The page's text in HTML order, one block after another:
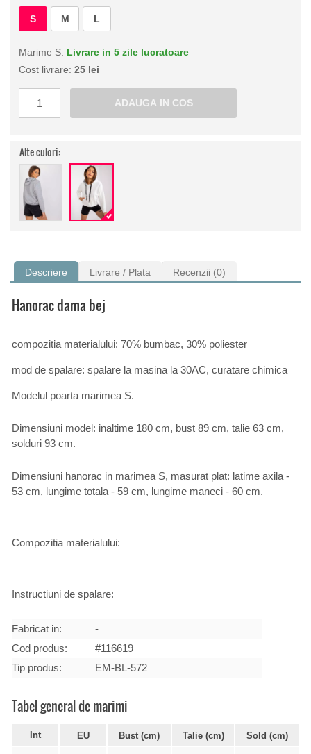
S M L
Marime S: Livrare in 5 zile lucratoare
Cost livrare: 25 lei
Alte culori:
Descriere Livrare / Plata Recenzii (0)
Hanorac dama bej
compozitia materialului: 70% bumbac, 30% poliester
mod de spalare: spalare la masina la 30AC, curatare chimica
Modelul poarta marimea S.
Dimensiuni model: inaltime 180 cm, bust 89 cm, talie 63 cm,
solduri 93 cm.
Dimensiuni hanorac in marimea S, masurat plat: latime axila -
53 cm, lungime totala - 59 cm, lungime maneci - 60 cm.
Compozitia materialului:
Instructiuni de spalare:
Fabricat in:
-
Cod produs:
#116619
Tip produs:
EM-BL-572
Tabel general de marimi
Int EU Bust (cm) Talie (cm) Sold (cm)